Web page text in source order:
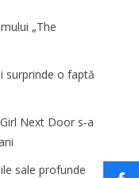
„The
surprinde o faptă
Next Door s‑a
sale profunde